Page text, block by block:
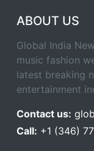
ABOUT US
Global India
music fashion
latest breaking
entertainment
Contact us:
Call: +1 (346)